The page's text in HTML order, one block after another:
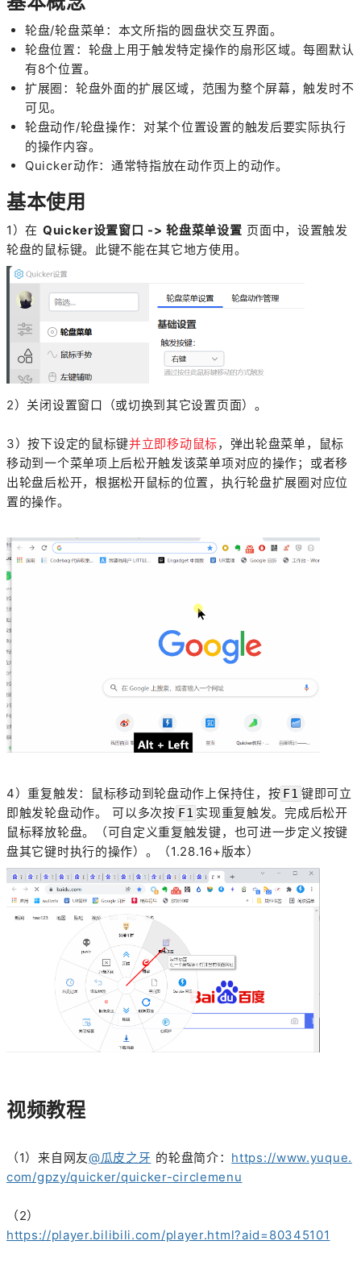
轮盘/轮盘菜单：本文所指的圆盘状交互界面。
轮盘位置：轮盘上用于触发特定操作的扇形区域。每圈默认
有8个位置。
扩展圈：轮盘外面的扩展区域，范围为整个屏幕，触发时不
可见。
轮盘动作/轮盘操作：对某个位置设置的触发后要实际执行
的操作内容。
Quicker动作：通常特指放在动作页上的动作。
基本使用
1）在 Quicker设置窗口 -> 轮盘菜单设置 页面中，设置触发
轮盘的鼠标键。此键不能在其它地方使用。
2）关闭设置窗口（或切换到其它设置页面）。
3）按下设定的鼠标键并立即移动鼠标，弹出轮盘菜单，鼠标
移动到一个菜单项上后松开触发该菜单项对应的操作；或者移
出轮盘后松开，根据松开鼠标的位置，执行轮盘扩展圈对应位
置的操作。
4）重复触发：鼠标移动到轮盘动作上保持住，按 F1 键即可立
即触发轮盘动作。 可以多次按 F1 实现重复触发。完成后松开
鼠标释放轮盘。（可自定义重复触发键，也可进一步定义按键
盘其它键时执行的操作）。（1.28.16+版本）
视频教程
（1）来自网友@瓜皮之牙 的轮盘简介： https://www.yuque.
com/gpzy/quicker/quicker-circlemenu
（2）
https://player.bilibili.com/player.html?aid=80345101